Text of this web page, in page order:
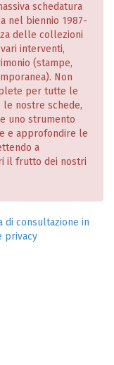
schedatura
nel biennio 1987-
delle collezioni
interventi,
(stampe,
Non
per tutte le
nostre schede,
uno strumento
e approfondire le
a
il frutto dei nostri
di consultazione in
privacy